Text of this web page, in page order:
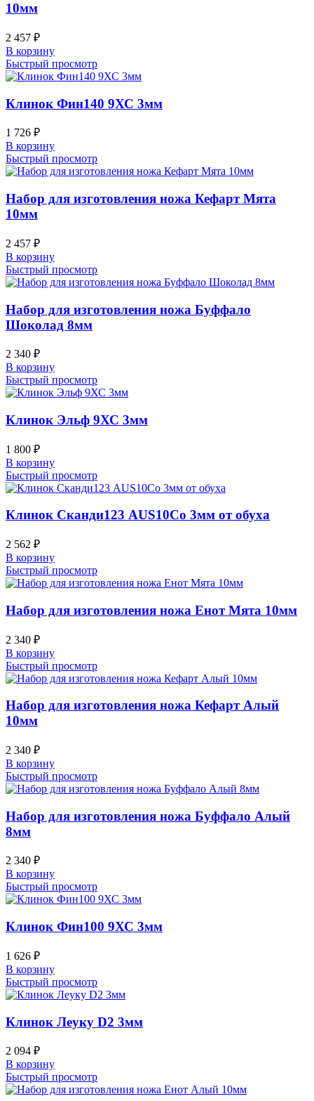
10мм
2 457 ₽
В корзину
Быстрый просмотр
Клинок Фин140 9ХС 3мм
1 726 ₽
В корзину
Быстрый просмотр
Набор для изготовления ножа Кефарт Мята
10мм
2 457 ₽
В корзину
Быстрый просмотр
Набор для изготовления ножа Буффало
Шоколад 8мм
2 340 ₽
В корзину
Быстрый просмотр
Клинок Эльф 9ХС 3мм
1 800 ₽
В корзину
Быстрый просмотр
Клинок Сканди123 AUS10Co 3мм от обуха
2 562 ₽
В корзину
Быстрый просмотр
Набор для изготовления ножа Енот Мята 10мм
2 340 ₽
В корзину
Быстрый просмотр
Набор для изготовления ножа Кефарт Алый
10мм
2 340 ₽
В корзину
Быстрый просмотр
Набор для изготовления ножа Буффало Алый
8мм
2 340 ₽
В корзину
Быстрый просмотр
Клинок Фин100 9ХС 3мм
1 626 ₽
В корзину
Быстрый просмотр
Клинок Леуку D2 3мм
2 094 ₽
В корзину
Быстрый просмотр